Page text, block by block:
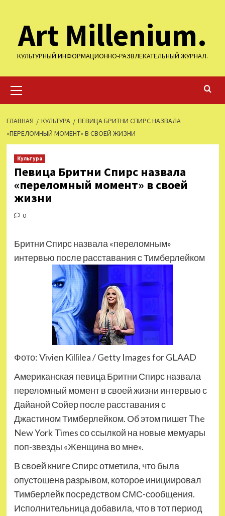
содержимому
Art Millenium.
КУЛЬТУРНЫЙ ИНФОРМАЦИОННО-РАЗВЛЕКАТЕЛЬНЫЙ ЖУРНАЛ.
меню
ГЛАВНАЯ КУЛЬТУРА
ПЕВИЦА БРИТНИ СПИРС НАЗВАЛА
«ПЕРЕЛОМНЫЙ МОМЕНТ» В СВОЕЙ ЖИЗНИ
Культура
Певица Бритни Спирс назвала
«переломный момент» в своей
жизни
0
Бритни Спирс назвала «переломным»
интервью после расставания с Тимберлейком
Фото: Vivien Killilea / Getty Images for GLAAD
Американская певица Бритни Спирс назвала
переломный момент в своей жизни интервью с
Дайаной Сойер после расставания с
Джастином Тимберлейком. Об этом пишет The
New York Times со ссылкой на новые мемуары
поп-звезды «Женщина во мне».
В своей книге Спирс отметила, что была
опустошена разрывом, которое инициировал
Тимберлейк посредством СМС-сообщения.
Исполнительница добавила, что в тот период